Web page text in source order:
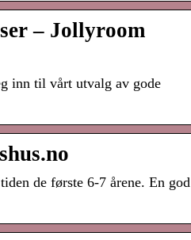
– Jollyroom
inn til vårt utvalg av gode
de første 6-7 årene. En god